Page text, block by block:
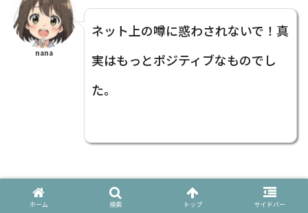
nana
ネット上の噂に惑わされないで！真
実はもっとポジティブなものでし
た。
チャンネル終了のニュースが流れた際、ネット上で
ホーム 検索 トップ サイドバー